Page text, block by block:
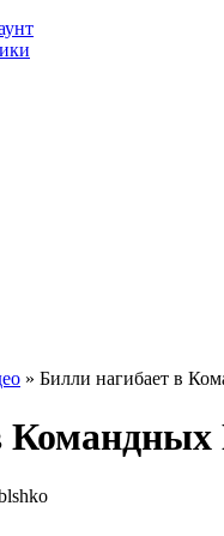
» Билли нагибает в